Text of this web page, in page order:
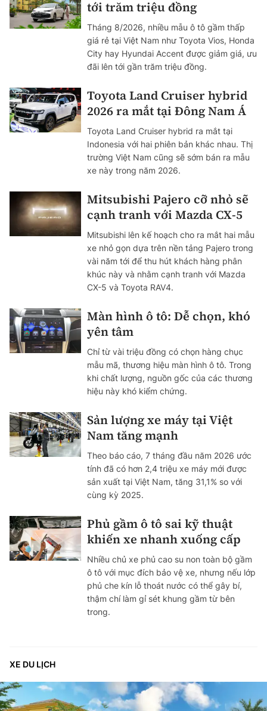
tới trăm triệu đồng
Tháng 8/2026, nhiều mẫu ô tô gầm thấp
giá rẻ tại Việt Nam như Toyota Vios, Honda
City hay Hyundai Accent được giảm giá, ưu
đãi lên tới gần trăm triệu đồng.
Toyota Land Cruiser hybrid
2026 ra mắt tại Đông Nam Á
Toyota Land Cruiser hybrid ra mắt tại
Indonesia với hai phiên bản khác nhau. Thị
trường Việt Nam cũng sẽ sớm bán ra mẫu
xe này trong năm 2026.
Mitsubishi Pajero cỡ nhỏ sẽ
cạnh tranh với Mazda CX-5
Mitsubishi lên kế hoạch cho ra mắt hai mẫu
xe nhỏ gọn dựa trên nền tảng Pajero trong
vài năm tới để thu hút khách hàng phân
khúc này và nhằm cạnh tranh với Mazda
CX-5 và Toyota RAV4.
Màn hình ô tô: Dễ chọn, khó
yên tâm
Chỉ từ vài triệu đồng có chọn hàng chục
mẫu mã, thương hiệu màn hình ô tô. Trong
khi chất lượng, nguồn gốc của các thương
hiệu này khó kiểm chứng.
Sản lượng xe máy tại Việt
Nam tăng mạnh
Theo báo cáo, 7 tháng đầu năm 2026 ước
tính đã có hơn 2,4 triệu xe máy mới được
sản xuất tại Việt Nam, tăng 31,1% so với
cùng kỳ 2025.
Phủ gầm ô tô sai kỹ thuật
khiến xe nhanh xuống cấp
Nhiều chủ xe phủ cao su non toàn bộ gầm
ô tô với mục đích bảo vệ xe, nhưng nếu lớp
phủ che kín lỗ thoát nước có thể gây bí,
thậm chí làm gỉ sét khung gầm từ bên
trong.
XE DU LỊCH